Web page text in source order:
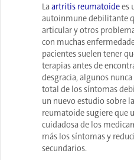
Laartritis reumatoidees
autoinmune debilitante
articular y otros
con muchas
pacientes suelen tener
terapias antes de
desgracia, algunos
total de los síntomas
un nuevo estudio sobre la
reumatoide sugiere que
cuidadosa de los
más los síntomas y
secundarios.